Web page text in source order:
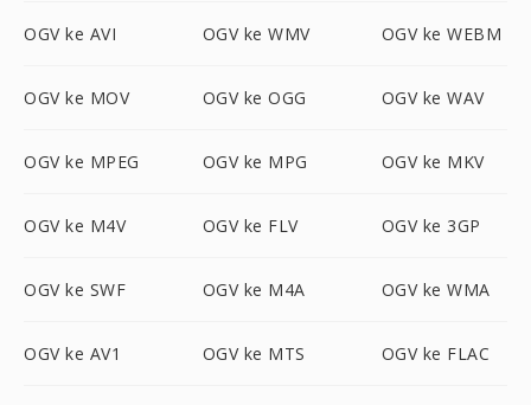
OGV ke AVI OGV ke WMV OGV ke WEBM
OGV ke MOV OGV ke OGG OGV ke WAV
OGV ke MPEG OGV ke MPG OGV ke MKV
OGV ke M4V OGV ke FLV OGV ke 3GP
OGV ke SWF OGV ke M4A OGV ke WMA
OGV ke AV1 OGV ke MTS OGV ke FLAC